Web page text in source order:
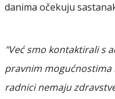
danima očekuju
"Već smo kontaktirali s
pravnim mogućnostima
radnici nemaju